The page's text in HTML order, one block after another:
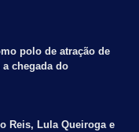
polo de atração de
chegada do
Reis, Lula Queiroga e